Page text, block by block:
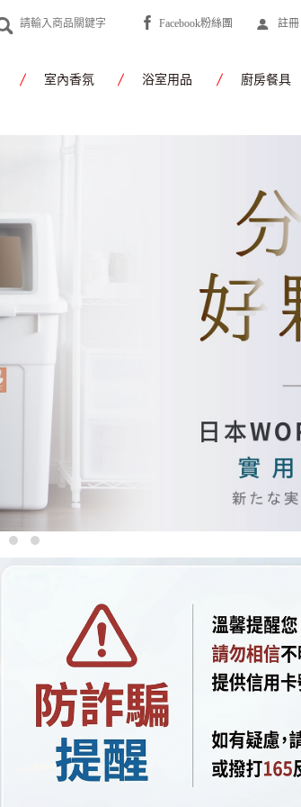
Facebook粉絲團 註冊
室內香氛 浴室用品 廚房餐具